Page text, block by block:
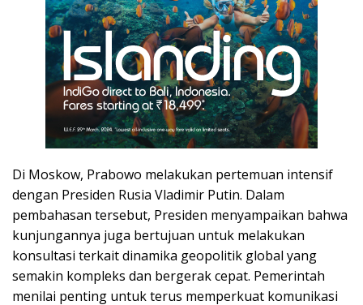
Di Moskow, Prabowo melakukan pertemuan intensif
dengan Presiden Rusia Vladimir Putin. Dalam
pembahasan tersebut, Presiden menyampaikan bahwa
kunjungannya juga bertujuan untuk melakukan
konsultasi terkait dinamika geopolitik global yang
semakin kompleks dan bergerak cepat. Pemerintah
menilai penting untuk terus memperkuat komunikasi